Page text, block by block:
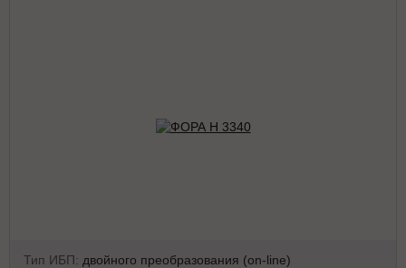
Тип ИБП: двойного преобразования (on-line)